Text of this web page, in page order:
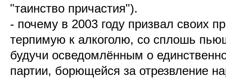
"таинство причастия").
- почему в 2003 году призвал своих
терпимую к алкоголю, со сплошь
будучи осведомлённым о
партии, борющейся за отрезвление